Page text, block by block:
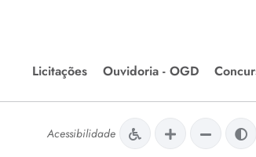
Licitações
Editais de Licitações
Ouvidoria - OGD
Meio Ambiente
Acessibilidade